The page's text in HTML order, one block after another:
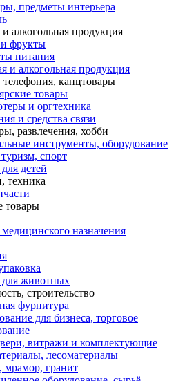
предметы интерьера
и алкогольная продукция
фрукты
питания
и алкогольная продукция
канцтовары
товары
и оргтехника
и средства связи
развлечения, хобби
инструменты, оборудование
спорт
детей
техника
товары
назначения
животных
строительство
фурнитура
для бизнеса, торговое
витражи и комплектующие
лесоматериалы
мрамор, гранит